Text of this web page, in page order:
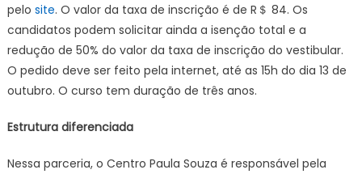
pelo site. O valor da taxa de inscrição é de R＄ 84. Os
candidatos podem solicitar ainda a isenção total e a
redução de 50% do valor da taxa de inscrição do vestibular.
O pedido deve ser feito pela internet, até as 15h do dia 13 de
outubro. O curso tem duração de três anos.
Estrutura diferenciada
Nessa parceria, o Centro Paula Souza é responsável pela